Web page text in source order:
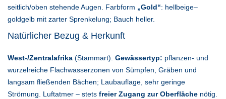
seitlich/oben stehende Augen. Farbform „Gold“: hellbeige–
goldgelb mit zarter Sprenkelung; Bauch heller.
Natürlicher Bezug & Herkunft
West-/Zentralafrika (Stammart). Gewässertyp: pflanzen- und
wurzelreiche Flachwasserzonen von Sümpfen, Gräben und
langsam fließenden Bächen; Laubauflage, sehr geringe
Strömung. Luftatmer – stets freier Zugang zur Oberfläche nötig.